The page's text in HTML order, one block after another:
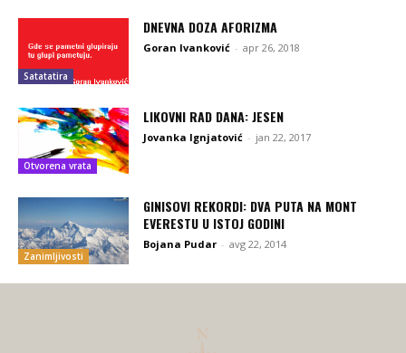
Satatatira
DNEVNA DOZA AFORIZMA
Goran Ivanković - apr 26, 2018
Otvorena vrata
LIKOVNI RAD DANA: JESEN
Jovanka Ignjatović - jan 22, 2017
Zanimljivosti
GINISOVI REKORDI: DVA PUTA NA MONT
EVERESTU U ISTOJ GODINI
Bojana Pudar - avg 22, 2014